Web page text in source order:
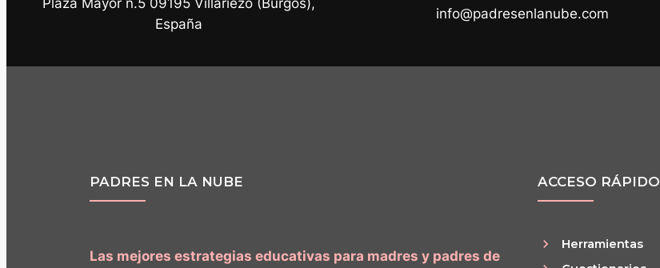
España
info@padresenlanube.com
PADRES EN LA NUBE
Las mejores estrategias educativas para madres y padres de
ACCESO RÁPIDO
Herramientas